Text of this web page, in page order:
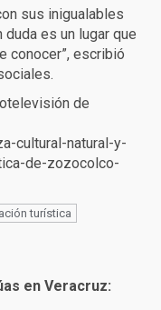
sus inigualables
es un lugar que
conocer”, escribió
de
cultural-natural-y-
de-zozocolco-
turística
en Veracruz: